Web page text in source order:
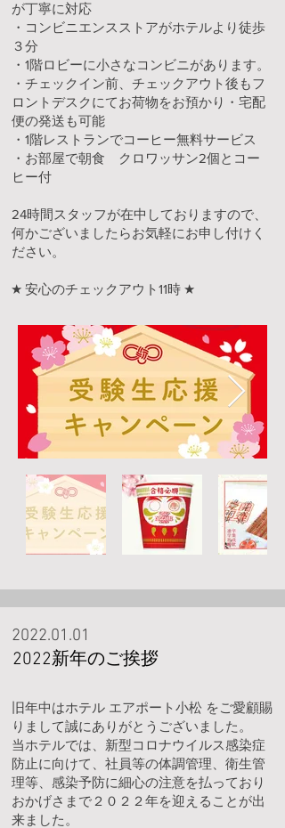
が丁寧に対応
・コンビニエンスストアがホテルより徒歩
３分
・1階ロビーに小さなコンビニがあります。
・チェックイン前、チェックアウト後もフ
ロントデスクにてお荷物をお預かり・宅配
便の発送も可能
・1階レストランでコーヒー無料サービス
・お部屋で朝食 クロワッサン2個とコー
ヒー付
24時間スタッフが在中しておりますので、
何かございましたらお気軽にお申し付けく
ださい。
★ 安心のチェックアウト11時 ★
2022.01.01
​2022新年のご挨拶
旧年中はホテル エアポート小松 をご愛顧賜
りまして誠にありがとうございました。
当ホテルでは、新型コロナウイルス感染症
防止に向けて、社員等の体調管理、衛生管
理等、感染予防に細心の注意を払っており
おかげさまで２０２２年を迎えることが出
来ました。